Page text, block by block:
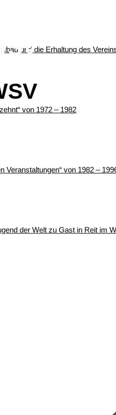
und die Erhaltung des
von 1972 – 1982
Veranstaltungen“ von 1982 –
der Welt zu Gast in Reit im